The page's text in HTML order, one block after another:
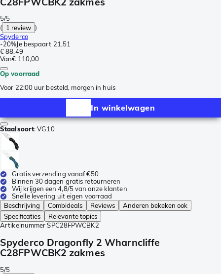
5/5
( 1 review )
Spyderco
-20%Je bespaart 21,51
€ 88,49
Van€ 110,00
Op voorraad
Voor 22:00 uur besteld, morgen in huis
In winkelwagen
Staalsoort:VG10
Gratis verzending vanaf €50
Binnen 30 dagen gratis retourneren
Wij krijgen een 4,8/5 van onze klanten
Snelle levering uit eigen voorraad
Beschrijving
Combideals Reviews
Anderen bekeken ook
Specificaties
Relevante topics
Artikelnummer SPC28FPWCBK2
Spyderco Dragonfly 2 Wharncliffe
C28FPWCBK2 zakmes
5/5